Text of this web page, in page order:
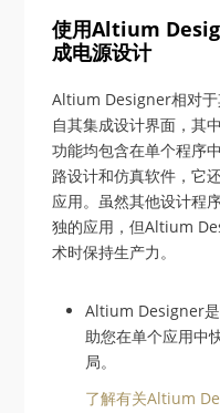
使用Altium
成电源设计
Altium Designer相对于
自其集成设计界面，其
功能均包含在单个程序
路设计和仿真软件，它
应用。虽然其他设计程
独的应用，但Altium
术时保持生产力。
Altium Designer
助您在单个应用中
局。
了解有关Altium